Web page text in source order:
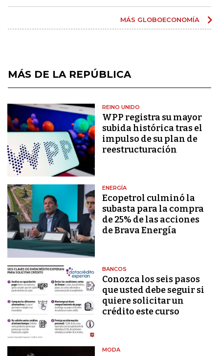
MÁS GLOBOECONOMÍA
MÁS DE LA REPÚBLICA
REINO UNIDO
WPP registra su mayor
subida histórica tras el
impulso de su plan de
reestructuración
ENERGÍA
Ecopetrol culminó la
subasta para la compra
de 25% de las acciones
de Brava Energía
BANCOS
Conozca los seis pasos
que usted debe seguir si
quiere solicitar un
crédito este curso
MODA